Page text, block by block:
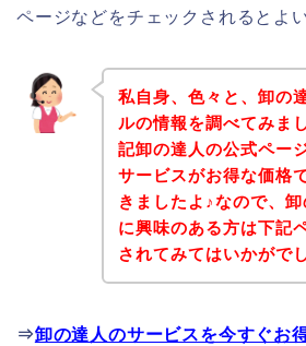
ページなどをチェックされるとよ
私自身、色々と、卸の
ルの情報を調べてみま
記卸の達人の公式ペー
サービスがお得な価格
きましたよ♪なので、
に興味のある方は下記
されてみてはいかがで
⇒卸の達人のサービスを今すぐお